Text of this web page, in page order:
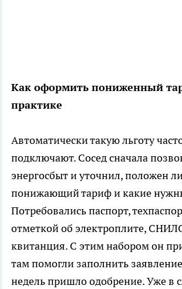
Как оформить пониженный
практике
Автоматически такую льготу
подключают. Сосед сначала
энергосбыт и уточнил, положен
понижающий тариф и какие
Потребовались паспорт,
отметкой об электроплите,
квитанция. С этим набором он
там помогли заполнить
недель пришло одобрение. Уже в